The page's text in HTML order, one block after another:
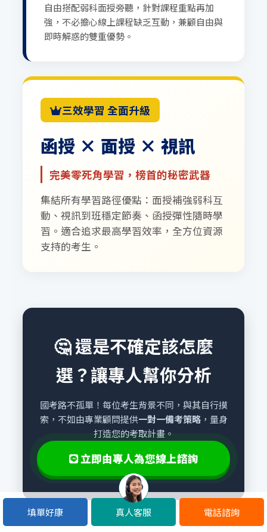
自由搭配弱科面授旁聽，針對課程重點再加
強，不必擔心線上課程缺乏互動，兼顧自由與
即時解惑的雙重優勢。
三效學習 全面升級
函授 × 面授 × 視訊
完美零死角學習，榜首的秘密武器
集結所有學習路徑優點：面授補強弱科互
動、視訊到班穩定節奏、函授彈性隨時學
習。適合追求最高學習效率，全方位資源
支持的考生。
🤔 還是不確定該怎麼
選？讓專人幫你分析
國考路不孤單！每位考生背景不同，與其自行摸
索，不如由專業顧問提供一對一備考策略，量身
打造您的考取計畫。
立即由專人為您線上諮詢
填單好康 真人客服 電話諮詢